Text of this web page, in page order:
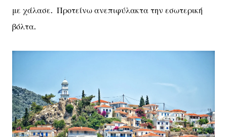
με χάλασε. Προτείνω ανεπιφύλακτα την εσωτερική
βόλτα.